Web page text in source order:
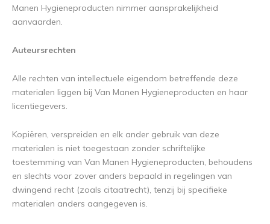
Manen Hygieneproducten nimmer aansprakelijkheid
aanvaarden.
Auteursrechten
Alle rechten van intellectuele eigendom betreffende deze
materialen liggen bij Van Manen Hygieneproducten en haar
licentiegevers.
Kopiëren, verspreiden en elk ander gebruik van deze
materialen is niet toegestaan zonder schriftelijke
toestemming van Van Manen Hygieneproducten, behoudens
en slechts voor zover anders bepaald in regelingen van
dwingend recht (zoals citaatrecht), tenzij bij specifieke
materialen anders aangegeven is.